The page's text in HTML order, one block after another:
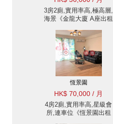
3房2廁,實用率高,極高層,
海景《金龍大廈 A座出租
恆景園
HK$ 70,000 / 月
4房2廁,實用率高,星級會
所,連車位《恆景園出租